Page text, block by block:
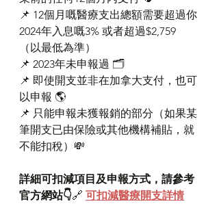
📌 12個月嘅醫療支出總額需要超過你
2024年入息嘅3% 或者超過$2,759
（以最低為準）
📌 2023年未申報過 🗂️
📌 即使開支並非在加拿大支付，也可
以申報 🌎
📌 只能申報未獲報銷的部分（如果某
筆開支已由保險或其他機構補貼，就
不能扣稅）💸
詳細可扣減項目及申報方式，請參考
官方網站👇🔗 可扣減醫療開支詳情